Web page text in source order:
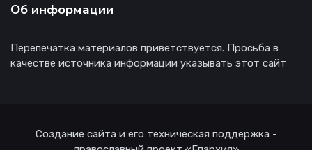
Об информации
Перепечатка материалов приветствуется. Просьба в
качестве источника информации указывать этот сайт
Создание сайта и его техническая поддержка -